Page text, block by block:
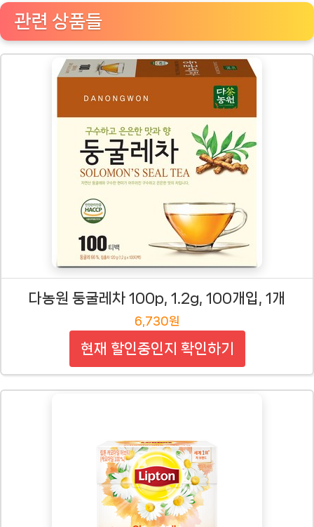
관련 상품들
다농원 둥굴레차 100p, 1.2g, 100개입, 1개
6,730원
현재 할인중인지 확인하기